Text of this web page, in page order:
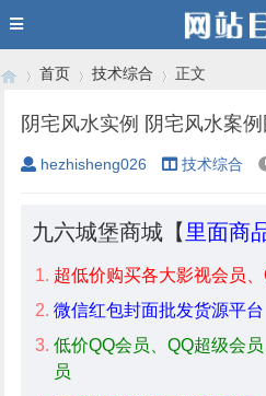
›
首页
›
技术综合 正文
阴宅风水实例 阴宅风水案
hezhisheng026 技术综合
九六城堡商城【 里面商
超低价购买各大影视会员
微信红包封面批发货源平
低价QQ会员、QQ超级会
员